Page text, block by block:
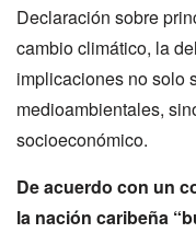
Declaración sobre
cambio climático, la
implicaciones no solo
medioambientales,
socioeconómico.
De acuerdo con un
la nación caribeña